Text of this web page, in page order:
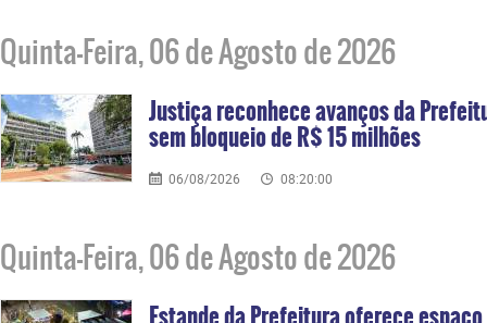
Quinta-Feira, 06 de Agosto de 2026
Justiça reconhece avanços da
sem bloqueio de R$ 15 milhões
06/08/2026 08:20:00
Quinta-Feira, 06 de Agosto de 2026